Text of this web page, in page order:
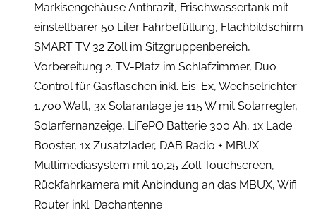
Markisengehäuse Anthrazit, Frischwassertank mit
einstellbarer 50 Liter Fahrbefüllung, Flachbildschirm
SMART TV 32 Zoll im Sitzgruppenbereich,
Vorbereitung 2. TV-Platz im Schlafzimmer, Duo
Control für Gasflaschen inkl. Eis-Ex, Wechselrichter
1.700 Watt, 3x Solaranlage je 115 W mit Solarregler,
Solarfernanzeige, LiFePO Batterie 300 Ah, 1x Lade
Booster, 1x Zusatzlader, DAB Radio + MBUX
Multimediasystem mit 10,25 Zoll Touchscreen,
Rückfahrkamera mit Anbindung an das MBUX, Wifi
Router inkl. Dachantenne